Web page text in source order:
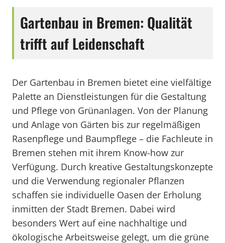
Gartenbau in Bremen: Qualität
trifft auf Leidenschaft
Der Gartenbau in Bremen bietet eine vielfältige
Palette an Dienstleistungen für die Gestaltung
und Pflege von Grünanlagen. Von der Planung
und Anlage von Gärten bis zur regelmäßigen
Rasenpflege und Baumpflege – die Fachleute in
Bremen stehen mit ihrem Know-how zur
Verfügung. Durch kreative Gestaltungskonzepte
und die Verwendung regionaler Pflanzen
schaffen sie individuelle Oasen der Erholung
inmitten der Stadt Bremen. Dabei wird
besonders Wert auf eine nachhaltige und
ökologische Arbeitsweise gelegt, um die grüne